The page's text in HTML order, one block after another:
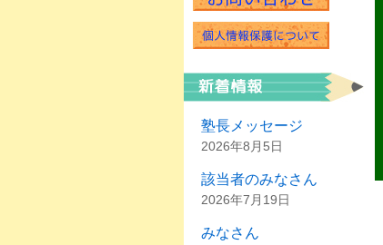
塾長メッセージ
2026年8月5日
該当者のみなさん
2026年7月19日
みなさん